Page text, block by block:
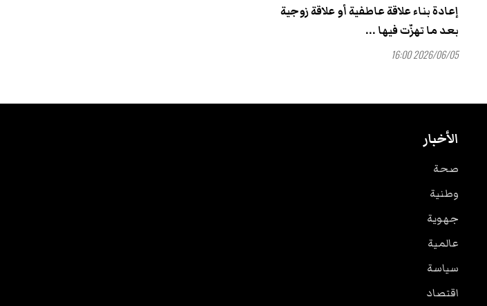
إعادة بناء علاقة عاطفية أو علاقة زوجية
بعد ما تهزّت فيها ...
2026/06/05 16:00
الأخبار
صحة
وطنية
جهوية
عالمية
سياسة
اقتصاد